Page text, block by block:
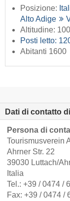
Posizione:
Alto Adige
Altitudine:
Posti letto:
Abitanti 1600
Dati di contatto
Persona di
Tourismusverein
Ahrner Str. 22
39030 Luttach/
Italia
Tel.: +39 / 0474 /
Fax: +39 / 0474 /